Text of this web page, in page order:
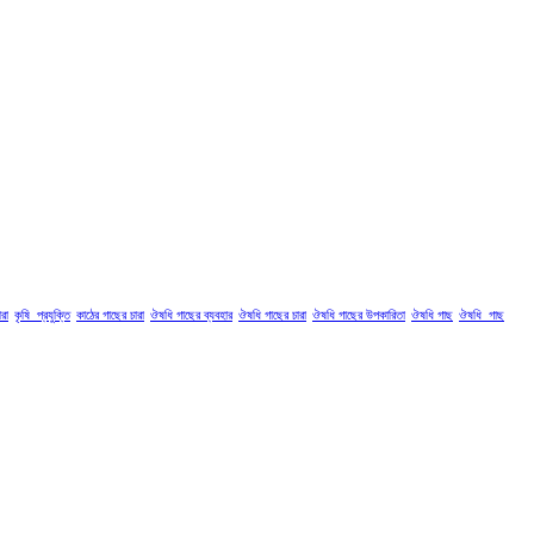
কৃষি_প্রযুক্তি কাঠের গাছের চারা ঔষধি গাছের ব্যবহার ঔষধি গাছের চারা ঔষধি গাছের উপকারিতা ঔষধি গাছ ঔষধি_গাছ